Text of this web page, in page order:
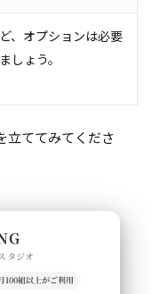
、オプションは必要
しょう。
立ててみてくださ
タジオ
100組以上がご利用